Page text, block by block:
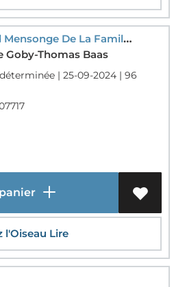
Le Grand Mensonge De La Famille Pommerol
Goby-Thomas Baas
| 25-09-2024 | 96
l'Oiseau Lire